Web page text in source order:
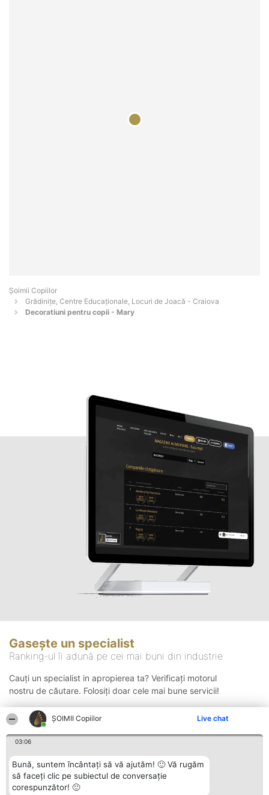
ȘOIMII Copiilor Live chat
03:06
Bună, suntem încântați să vă ajutăm! 🙂 Vă rugăm
să faceți clic pe subiectul de conversație
corespunzător! 🙂
Șoimii Copiilor
Grădinițe, Centre Educaționale, Locuri de Joacă - Craiova
Decoratiuni pentru copii - Mary
Gasește un specialist
Ranking-ul îi adună pe cei mai buni din industrie
Cauți un specialist in apropierea ta? Verificați motorul
nostru de căutare. Folosiți doar cele mai bune servicii!